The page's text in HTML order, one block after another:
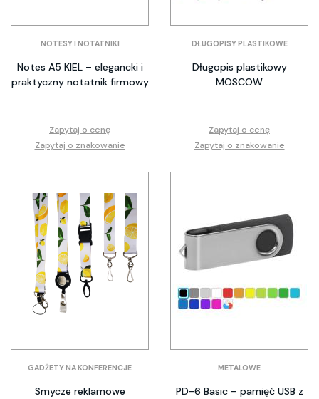
NOTESY I NOTATNIKI
Notes A5 KIEL – elegancki i
praktyczny notatnik firmowy
Zapytaj o cenę
Zapytaj o znakowanie
DŁUGOPISY PLASTIKOWE
Długopis plastikowy
MOSCOW
Zapytaj o cenę
Zapytaj o znakowanie
GADŻETY NA KONFERENCJE
Smycze reklamowe
METALOWE
PD-6 Basic – pamięć USB z